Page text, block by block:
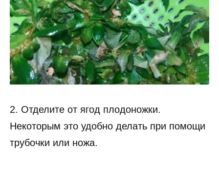
2. Отделите от ягод плодоножки.
Некоторым это удобно делать при помощи
трубочки или ножа.